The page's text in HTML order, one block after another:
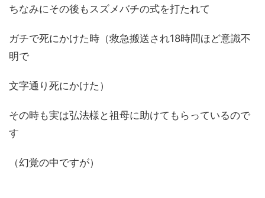
ちなみにその後もスズメバチの式を打たれて
ガチで死にかけた時（救急搬送され18時間ほど意識不
明で
文字通り死にかけた）
その時も実は弘法様と祖母に助けてもらっているので
す
（幻覚の中ですが）